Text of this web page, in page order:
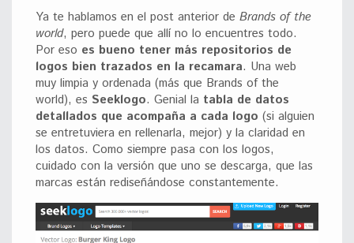
Ya te hablamos en el post anterior de Brands of the
world, pero puede que allí no lo encuentres todo.
Por eso es bueno tener más repositorios de
logos bien trazados en la recamara. Una web
muy limpia y ordenada (más que Brands of the
world), es Seeklogo. Genial la tabla de datos
detallados que acompaña a cada logo (si alguien
se entretuviera en rellenarla, mejor) y la claridad en
los datos. Como siempre pasa con los logos,
cuidado con la versión que uno se descarga, que las
marcas están rediseñándose constantemente.